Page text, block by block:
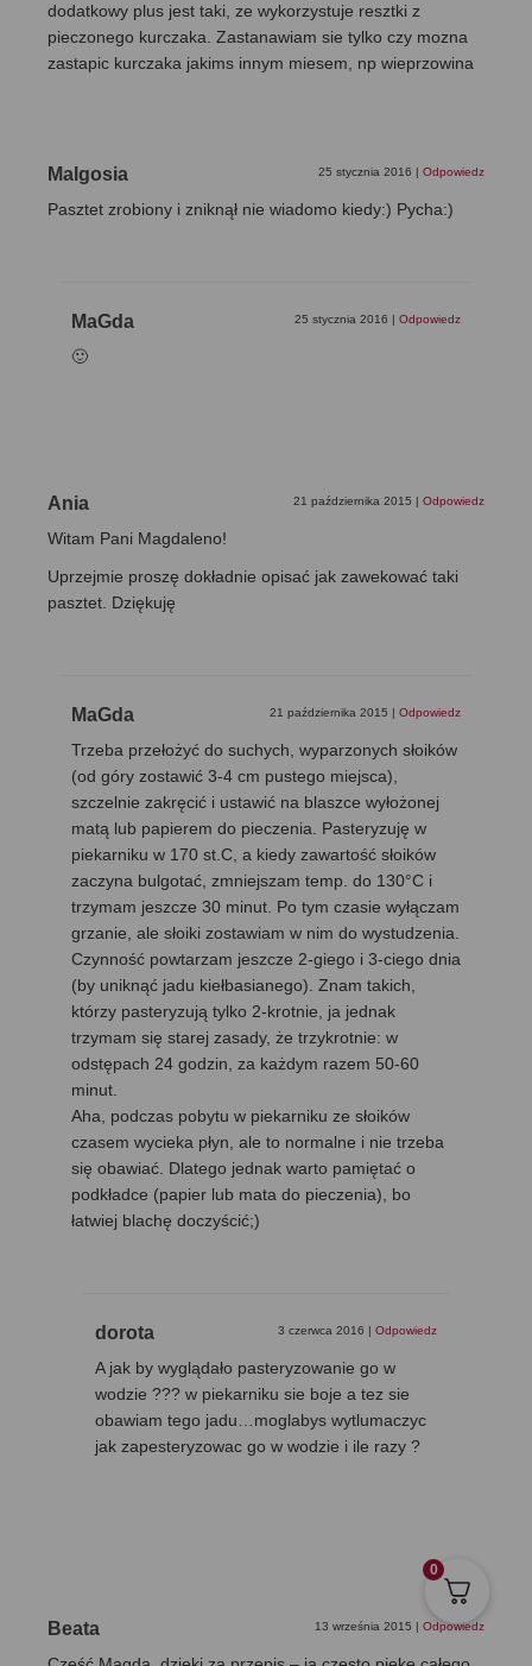
dodatkowy plus jest taki, ze wykorzystuje resztki z
pieczonego kurczaka. Zastanawiam sie tylko czy mozna
zastapic kurczaka jakims innym miesem, np wieprzowina
Malgosia 25 stycznia 2016 | Odpowiedz
Pasztet zrobiony i zniknął nie wiadomo kiedy:) Pycha:)
MaGda 25 stycznia 2016 | Odpowiedz
🙂
Ania 21 października 2015 | Odpowiedz
Witam Pani Magdaleno!
Uprzejmie proszę dokładnie opisać jak zawekować taki
pasztet. Dziękuję
MaGda 21 października 2015 | Odpowiedz
Trzeba przełożyć do suchych, wyparzonych słoików
(od góry zostawić 3-4 cm pustego miejsca),
szczelnie zakręcić i ustawić na blaszce wyłożonej
matą lub papierem do pieczenia. Pasteryzuję w
piekarniku w 170 st.C, a kiedy zawartość słoików
zaczyna bulgotać, zmniejszam temp. do 130°C i
trzymam jeszcze 30 minut. Po tym czasie wyłączam
grzanie, ale słoiki zostawiam w nim do wystudzenia.
Czynność powtarzam jeszcze 2-giego i 3-ciego dnia
(by uniknąć jadu kiełbasianego). Znam takich,
którzy pasteryzują tylko 2-krotnie, ja jednak
trzymam się starej zasady, że trzykrotnie: w
odstępach 24 godzin, za każdym razem 50-60
minut.
Aha, podczas pobytu w piekarniku ze słoików
czasem wycieka płyn, ale to normalne i nie trzeba
się obawiać. Dlatego jednak warto pamiętać o
podkładce (papier lub mata do pieczenia), bo
łatwiej blachę doczyścić;)
dorota 3 czerwca 2016 | Odpowiedz
A jak by wyglądało pasteryzowanie go w
wodzie ??? w piekarniku sie boje a tez sie
obawiam tego jadu…moglabys wytlumaczyc
jak zapesteryzowac go w wodzie i ile razy ?
Beata 13 września 2015 | Odpowiedz
0